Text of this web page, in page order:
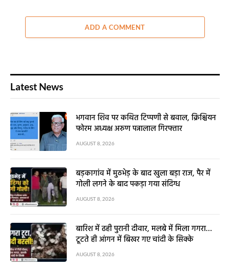
ADD A COMMENT
Latest News
भगवान शिव पर कथित टिप्पणी से बवाल, क्रिश्चियन
फोरम अध्यक्ष अरुण पन्नालाल गिरफ्तार
AUGUST 8, 2026
बड़कागांव में मुठभेड़ के बाद खुला बड़ा राज, पैर में
गोली लगने के बाद पकड़ा गया संदिग्ध
AUGUST 8, 2026
बारिश में ढही पुरानी दीवार, मलबे में मिला गगरा…
टूटते ही आंगन में बिखर गए चांदी के सिक्के
AUGUST 8, 2026